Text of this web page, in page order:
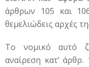
άρθρων 105 και
θεμελιώδεις αρχές
Το νομικό αυτό
αναίρεση κατ’